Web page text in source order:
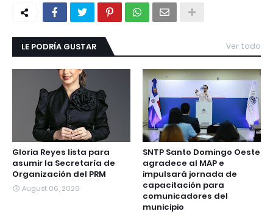
LE PODRÍA GUSTAR Ver todo
Gloria Reyes lista para
asumir la Secretaría de
Organización del PRM
August 06, 2026
SNTP Santo Domingo Oeste
agradece al MAP e
impulsará jornada de
capacitación para
comunicadores del
municipio